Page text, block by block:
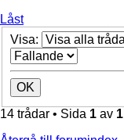
Låst
Visa:
14 trådar • Sida 1 av 1